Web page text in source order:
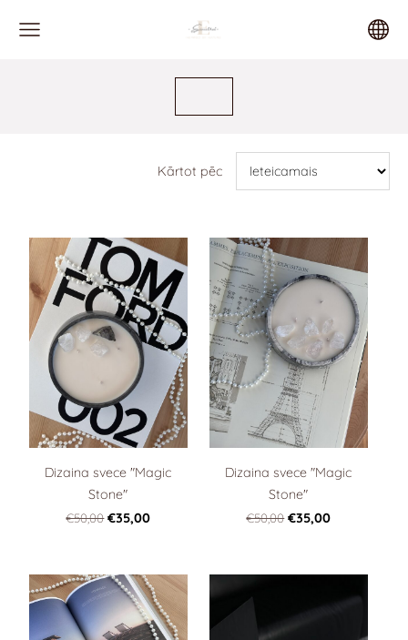
Kārtot pēc
Dizaina svece "Magic
Stone"
€50,00 €35,00
Dizaina svece "Magic
Stone"
€50,00 €35,00